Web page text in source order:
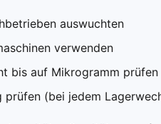
auswuchten
verwenden
bis auf Mikrogramm prüfen
prüfen (bei jedem